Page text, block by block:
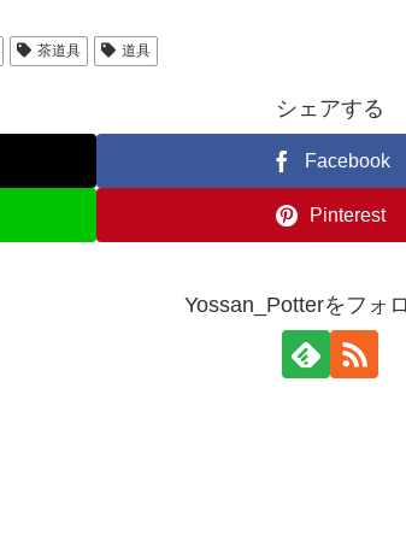
茶道具 道具
シェアする
Facebook
Pinterest
Yossan_Potterをフォ